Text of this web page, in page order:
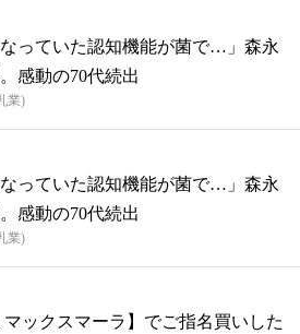
なっていた認知機能が菌で…」森永
感動の70代続出
業)
なっていた認知機能が菌で…」森永
感動の70代続出
業)
マックスマーラ】でご指名買いした